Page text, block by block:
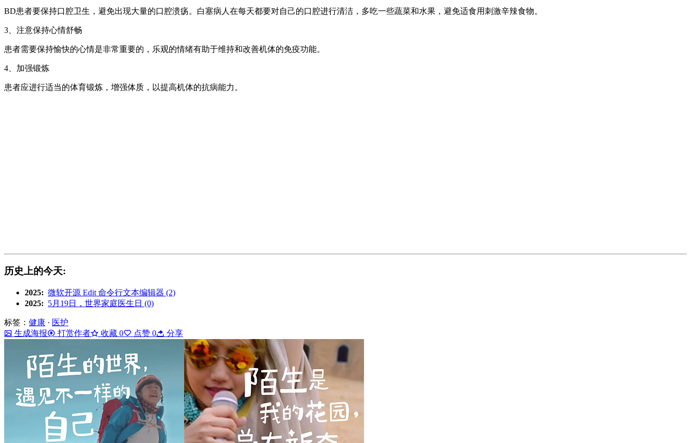
BD患者要保持口腔卫生，避免出现大量的口腔溃疡。白塞病人在每天都要对自己的口腔进行清洁，多吃一些蔬菜和水果，避免适食用刺激辛辣食物。
3、注意保持心情舒畅
患者需要保持愉快的心情是非常重要的，乐观的情绪有助于维持和改善机体的免疫功能。
4、加强锻炼
患者应进行适当的体育锻炼，增强体质，以提高机体的抗病能力。
历史上的今天:
2025: 微软开源 Edit 命令行文本编辑器 (2)
2025: 5月19日，世界家庭医生日 (0)
标签： 健康 · 医护
生成海报
打赏作者 收藏 0 点赞 0 分享